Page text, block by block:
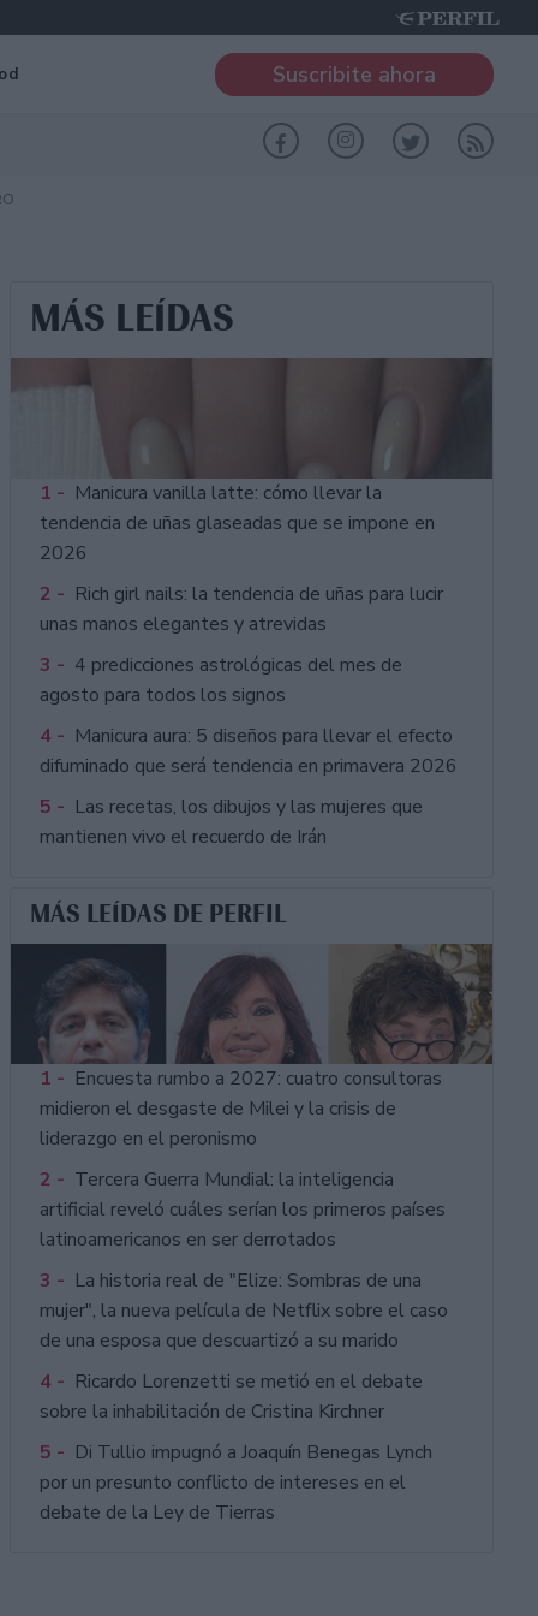
Suscribite ahora
MÁS LEÍDAS
1 - Manicura vanilla latte: cómo llevar la
tendencia de uñas glaseadas que se impone en
2026
2 - Rich girl nails: la tendencia de uñas para lucir
unas manos elegantes y atrevidas
3 - 4 predicciones astrológicas del mes de
agosto para todos los signos
4 - Manicura aura: 5 diseños para llevar el efecto
difuminado que será tendencia en primavera 2026
5 - Las recetas, los dibujos y las mujeres que
mantienen vivo el recuerdo de Irán
MÁS LEÍDAS DE PERFIL
1 - Encuesta rumbo a 2027: cuatro consultoras
midieron el desgaste de Milei y la crisis de
liderazgo en el peronismo
2 - Tercera Guerra Mundial: la inteligencia
artificial reveló cuáles serían los primeros países
latinoamericanos en ser derrotados
3 - La historia real de "Elize: Sombras de una
mujer", la nueva película de Netflix sobre el caso
de una esposa que descuartizó a su marido
4 - Ricardo Lorenzetti se metió en el debate
sobre la inhabilitación de Cristina Kirchner
5 - Di Tullio impugnó a Joaquín Benegas Lynch
por un presunto conflicto de intereses en el
debate de la Ley de Tierras